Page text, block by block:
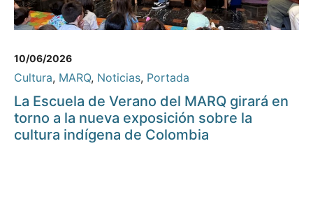
10/06/2026
Cultura, MARQ, Noticias, Portada
La Escuela de Verano del MARQ girará en
torno a la nueva exposición sobre la
cultura indígena de Colombia